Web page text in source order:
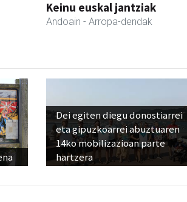
Keinu euskal jantziak
Andoain - Arropa-dendak
Dei egiten diegu donostiarrei
eta gipuzkoarrei abuztuaren
14ko mobilizazioan parte
hartzera